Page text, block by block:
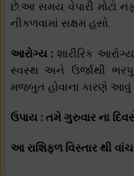
છે.આ સમય વેપારી મોટો
નીકળવામાં સક્ષમ હસો.
આરોગ્ય : શારીરિક
સ્વસ્થ અને ઉર્જાથી
મજબુત હોવાના કારણે
ઉપાય : તમે ગુરુવાર ના
આ રાશિફળ વિસ્તાર થી